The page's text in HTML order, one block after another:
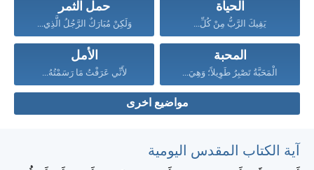
الحياة
يَقِيكَ الرَّبُّ مِنْ كُلِّ...
حمل الثمر
وَلَكِنْ مُبَارَكٌ الرَّجُلُ الَّذِي...
المحبة
الْمَحَبَّةُ تَصْبِرُ طَوِيلاً؛ وَهِيَ...
الأمل
لأَنِّي عَرَفْتُ مَا رَسَمْتُهُ...
مواضيع اخرى
آية الكتاب المقدس اليومية